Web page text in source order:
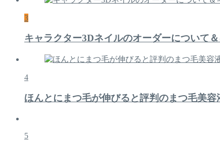
3
キャラクター3Dネイルのオーダーについて
4
ほんとにまつ毛が伸びると評判のまつ毛美
5